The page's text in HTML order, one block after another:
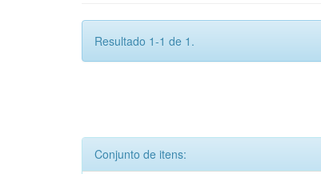
Resultado 1-1 de 1.
Conjunto de itens: